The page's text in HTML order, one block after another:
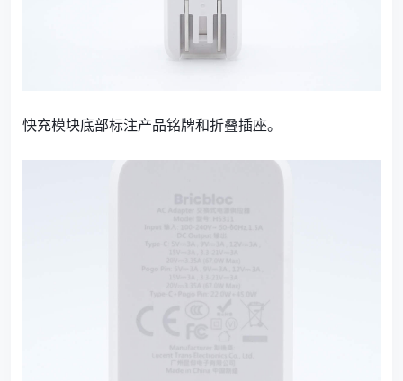
快充模块底部标注产品铭牌和折叠插座。